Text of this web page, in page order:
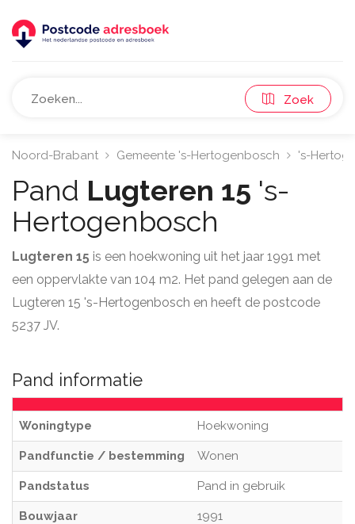
Zoek
Noord-Brabant Gemeente 's-Hertogenbosch 's-
Pand Lugteren 15 's-
Hertogenbosch
Lugteren 15 is een hoekwoning uit het jaar 1991 met
een oppervlakte van 104 m2. Het pand gelegen aan de
Lugteren 15 's-Hertogenbosch en heeft de postcode
5237 JV.
Pand informatie
Woningtype Hoekwoning
Pandfunctie / bestemming Wonen
Pandstatus Pand in gebruik
Bouwjaar 1991